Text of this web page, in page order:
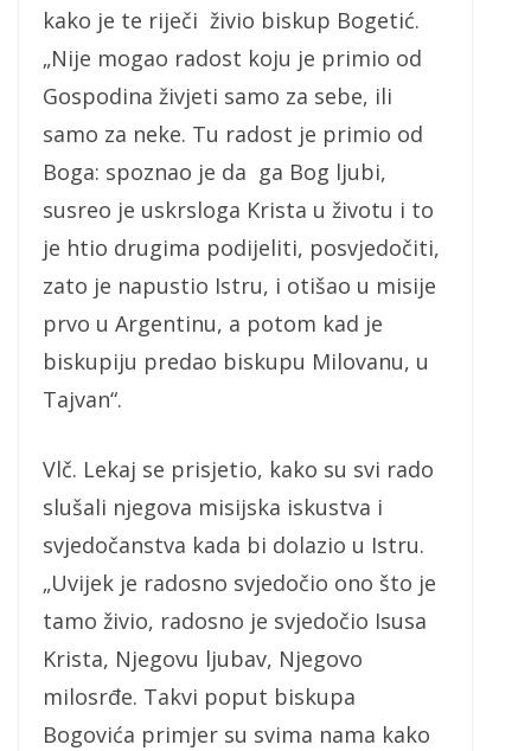
kako je te riječi živio biskup Bogetić.
„Nije mogao radost koju je primio od
Gospodina živjeti samo za sebe, ili
samo za neke. Tu radost je primio od
Boga: spoznao je da ga Bog ljubi,
susreo je uskrsloga Krista u životu i to
je htio drugima podijeliti, posvjedočiti,
zato je napustio Istru, i otišao u misije
prvo u Argentinu, a potom kad je
biskupiju predao biskupu Milovanu, u
Tajvan“.
Vlč. Lekaj se prisjetio, kako su svi rado
slušali njegova misijska iskustva i
svjedočanstva kada bi dolazio u Istru.
„Uvijek je radosno svjedočio ono što je
tamo živio, radosno je svjedočio Isusa
Krista, Njegovu ljubav, Njegovo
milosrđe. Takvi poput biskupa
Bogovića primjer su svima nama kako